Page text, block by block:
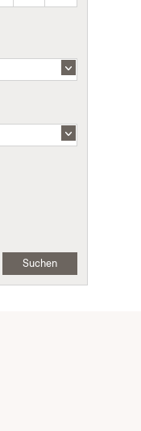
Suchen